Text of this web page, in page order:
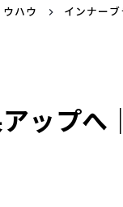
ハウ インナー
ップへ